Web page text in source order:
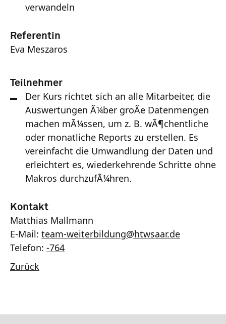
verwandeln
Referentin
Eva Meszaros
Teilnehmer
Der Kurs richtet sich an alle Mitarbeiter, die
Auswertungen Ã¼ber groÃe Datenmengen
machen mÃ¼ssen, um z. B. wÃ¶chentliche
oder monatliche Reports zu erstellen. Es
vereinfacht die Umwandlung der Daten und
erleichtert es, wiederkehrende Schritte ohne
Makros durchzufÃ¼hren.
Kontakt
Matthias Mallmann
E-Mail: team-weiterbildung@htwsaar.de
Telefon: -764
Zurück